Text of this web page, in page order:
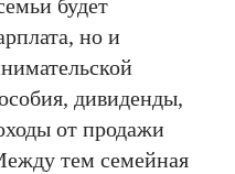
будет
но и
дивиденды,
от продажи
тем семейная